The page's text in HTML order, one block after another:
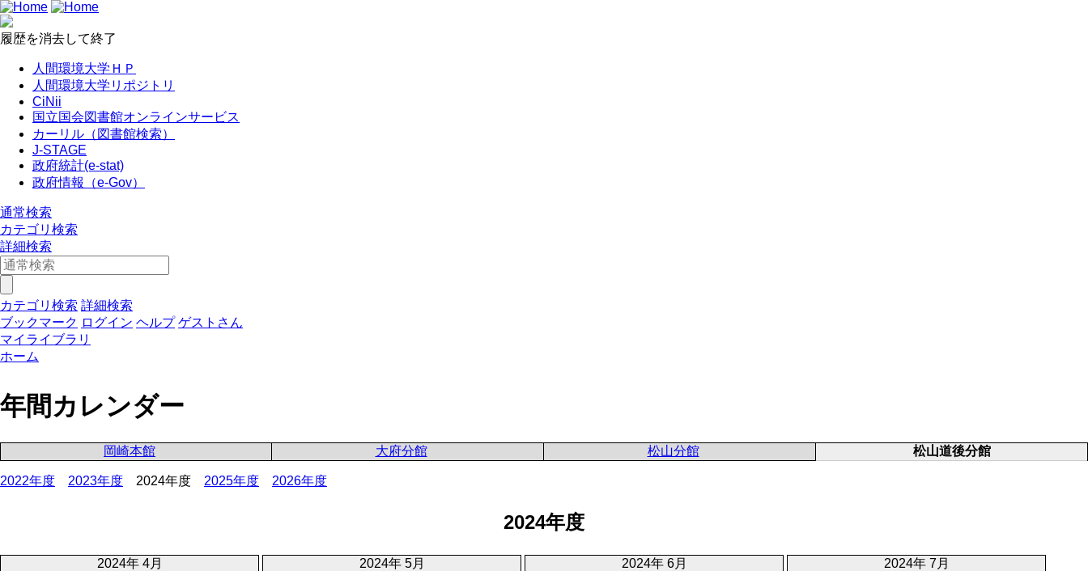
履歴を消去して終了
人間環境大学ＨＰ
人間環境大学リポジトリ
CiNii
国立国会図書館オンラインサービス
カーリル（図書館検索）
J-STAGE
政府統計(e-stat)
政府情報（e-Gov）
通常検索
カテゴリ検索
詳細検索
カテゴリ検索 詳細検索
ブックマーク ログイン ヘルプ ゲストさん
マイライブラリ
ホーム
年間カレンダー
岡崎本館 大府分館 松山分館 松山道後分館
2022年度 2023年度 2024年度 2025年度 2026年度
2024年度
2024年 4月
2024年 5月
2024年 6月
2024年 7月